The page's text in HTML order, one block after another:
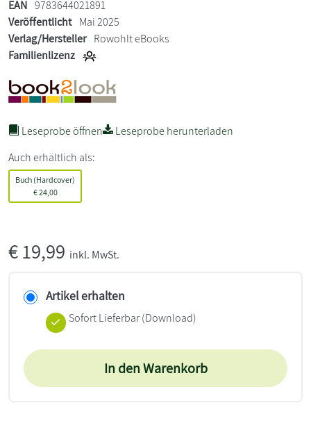
EAN 9783644021891
Veröffentlicht Mai 2025
Verlag/Hersteller Rowohlt eBooks
Familienlizenz
Leseprobe öffnen
Leseprobe herunterladen
Auch erhältlich als:
Buch (Hardcover)
€24,00
€19,99 inkl. MwSt.
Artikel erhalten
Sofort Lieferbar (Download)
In den Warenkorb